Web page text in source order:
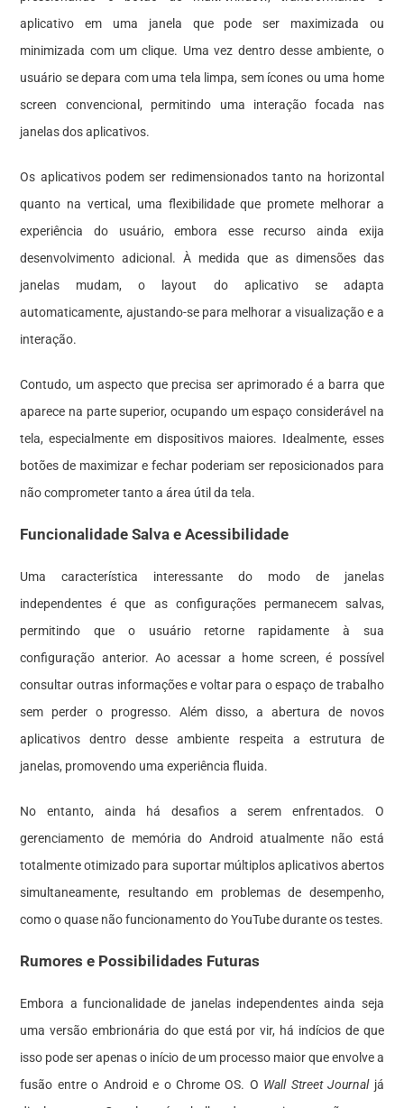
aplicativo em uma janela que pode ser maximizada ou
minimizada com um clique. Uma vez dentro desse ambiente, o
usuário se depara com uma tela limpa, sem ícones ou uma home
screen convencional, permitindo uma interação focada nas
janelas dos aplicativos.
Os aplicativos podem ser redimensionados tanto na horizontal
quanto na vertical, uma flexibilidade que promete melhorar a
experiência do usuário, embora esse recurso ainda exija
desenvolvimento adicional. À medida que as dimensões das
janelas mudam, o layout do aplicativo se adapta
automaticamente, ajustando-se para melhorar a visualização e a
interação.
Contudo, um aspecto que precisa ser aprimorado é a barra que
aparece na parte superior, ocupando um espaço considerável na
tela, especialmente em dispositivos maiores. Idealmente, esses
botões de maximizar e fechar poderiam ser reposicionados para
não comprometer tanto a área útil da tela.
Funcionalidade Salva e Acessibilidade
Uma característica interessante do modo de janelas
independentes é que as configurações permanecem salvas,
permitindo que o usuário retorne rapidamente à sua
configuração anterior. Ao acessar a home screen, é possível
consultar outras informações e voltar para o espaço de trabalho
sem perder o progresso. Além disso, a abertura de novos
aplicativos dentro desse ambiente respeita a estrutura de
janelas, promovendo uma experiência fluida.
No entanto, ainda há desafios a serem enfrentados. O
gerenciamento de memória do Android atualmente não está
totalmente otimizado para suportar múltiplos aplicativos abertos
simultaneamente, resultando em problemas de desempenho,
como o quase não funcionamento do YouTube durante os testes.
Rumores e Possibilidades Futuras
Embora a funcionalidade de janelas independentes ainda seja
uma versão embrionária do que está por vir, há indícios de que
isso pode ser apenas o início de um processo maior que envolve a
fusão entre o Android e o Chrome OS. O Wall Street Journaljá